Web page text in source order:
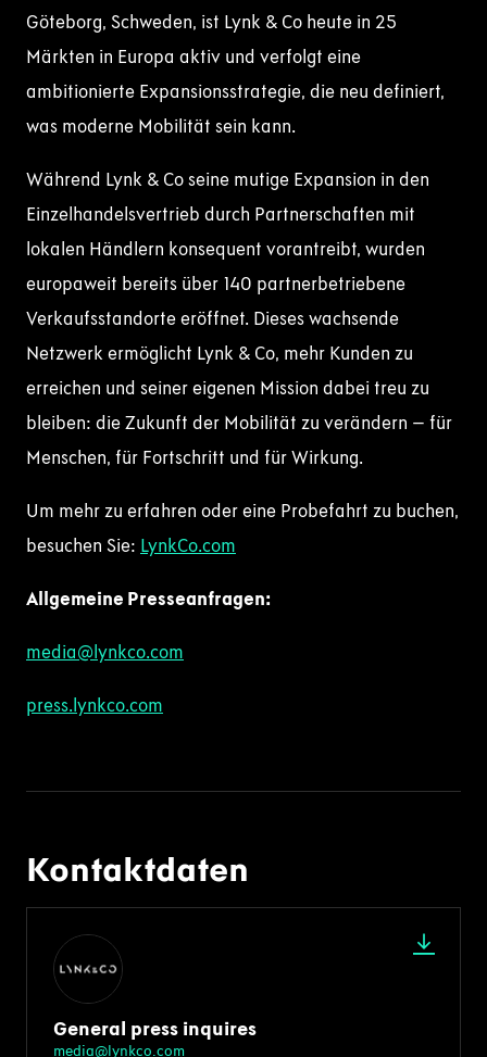
Göteborg, Schweden, ist Lynk & Co heute in 25
Märkten in Europa aktiv und verfolgt eine
ambitionierte Expansionsstrategie, die neu definiert,
was moderne Mobilität sein kann.
Während Lynk & Co seine mutige Expansion in den
Einzelhandelsvertrieb durch Partnerschaften mit
lokalen Händlern konsequent vorantreibt, wurden
europaweit bereits über 140 partnerbetriebene
Verkaufsstandorte eröffnet. Dieses wachsende
Netzwerk ermöglicht Lynk & Co, mehr Kunden zu
erreichen und seiner eigenen Mission dabei treu zu
bleiben: die Zukunft der Mobilität zu verändern – für
Menschen, für Fortschritt und für Wirkung.
Um mehr zu erfahren oder eine Probefahrt zu buchen,
besuchen Sie: LynkCo.com
Allgemeine Presseanfragen:
media@lynkco.com
press.lynkco.com
Kontaktdaten
General press inquires
media@lynkco.com